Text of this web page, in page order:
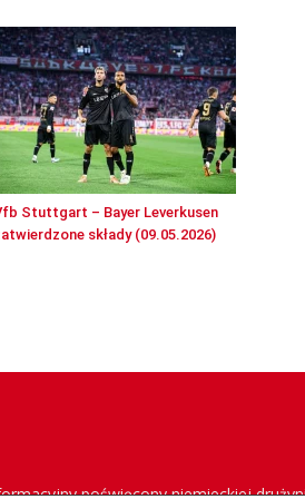
Stuttgart – Bayer Leverkusen
składy (09.05.2026)
poświęcony niemieckiej